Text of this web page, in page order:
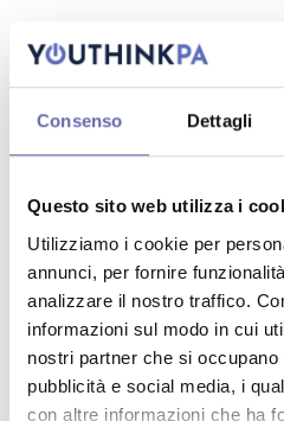
Consenso Dettagli
Questo sito web utilizza i
Utilizziamo i cookie per
annunci, per fornire
analizzare il nostro traffico.
informazioni sul modo in cui
nostri partner che si occupano
pubblicità e social media, i
con altre informazioni che ha
Potrebbe
antonionaddeo.blog
il nuovo Ccnl
sabato 14 febbraio
Il Ministero
piattaforma Welfare
acquisti del personale
prezzi scontati
sabato 14 febbraio
Niente voto per i
bocciato e a che
con la legge
venerdì 6 febbraio
Sole 24